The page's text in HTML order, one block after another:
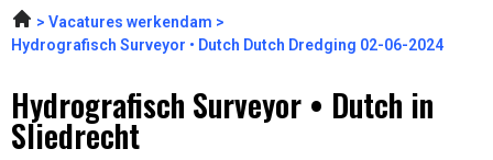
Vacatures werkendam
Hydrografisch Surveyor • Dutch Dutch Dredging 02-06-2024
Hydrografisch Surveyor • Dutch in
Sliedrecht